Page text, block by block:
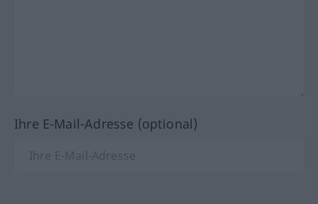
Ihre E-Mail-Adresse (optional)